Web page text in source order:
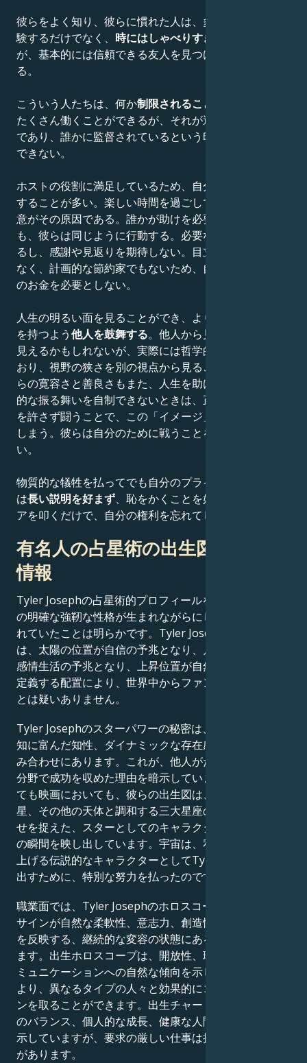
彼らをよく知り、彼らに慣れた人は、多くの楽しみを経
験するだけでなく、 時にはしゃべりすぎるかも
が、基本的には信頼できる友人を見つけることができ
る。
こういう人たちは、何か制限されることを嫌う
たくさん働くことができるが、それが避けられない義務
であり、誰かに監督されているという印象を持つことは
できない。
ホストの役割に満足しているため、自分の可能性を誇張
することが多い。楽しい時間を過ごしているときの不注
意がその原因である。誰かが助けを必要としているとき
も、彼らは同じように行動する。必要なことはすぐにす
るし、感謝や見返りを期待しない。目立ちたがり屋でも
なく、計画的な節約家でもないため、自分のために多く
のお金を必要としない。
人生の明るい面を見ることができ、より楽観的な世界観
を持つよう他人を鼓舞する。他人から見れば少し浅薄に
見えるかもしれないが、実際には哲学的な精神を持って
おり、視野の狭さを別の視点から見ることができる。彼
らの寛容さと善良さもまた、人生を助けてくれる。攻撃
的な振る舞いを自制できないときは、正義のために妥協
を許さず闘うことで、この「イメージ」を台無しにして
しまう。彼らは自分のために戦うことをほとんどしな
い。
物質的な犠牲を払ってでも自分のプライドを守る。彼ら
は長い説明を好まず、恥をかくことを好まないので、ド
アを叩くだけで、自分の権利を忘れてしまう。
有名人の占星術の出生図に関する
情報
Tyler Josephの占星術的プロフィールを考慮すると、そ
の明確な強靭な性格が生まれながらにして栄光を約束さ
れていたことは明らかです。Tyler Josephのスター性
は、太陽の位置が自信の予兆となり、月の位置が豊かな
感情生活の予兆となり、上昇位置が自然なカリスマ性を
定義する配置により、世界中からファンを引き寄せるこ
とは疑いありません。
Tyler Josephのスターパワーの秘密は、偉大な性格、機
知に富んだ知性、ダイナミックな存在感を示す天体の組
み合わせにあります。これが、他人がただ夢見るだけの
分野で成功を収めた理由を暗示しています。人生におい
ても映画においても、彼らの出生図は、水星、金星、火
星、その他の天体と調和する三大星座の完璧な組み合わ
せを捉えた、スターとしてのキャラクターを形作る究極
の瞬間を映し出しています。宇宙は、私たちが思わず見
上げる伝説的なキャラクターとしてTyler Josephを生み
出すために、特別な努力を払ったのです。
職業面では、Tyler Josephのホロスコープは、占星術の
サインが自然な柔軟性、意志力、創造性、そして忍耐力
を反映する、継続的な変容の状態にある人間を描いてい
ます。出生ホロスコープは、開放性、理解力、そしてコ
ミュニケーションへの自然な傾向を示しており、これに
より、異なるタイプの人々と効果的にコミュニケーショ
ンを取ることができます。出生チャートは、仕事とケア
のバランス、個人的な成長、健康な人間関係への献身を
示していますが、要求の厳しい仕事は挑戦となる可能性
があります。